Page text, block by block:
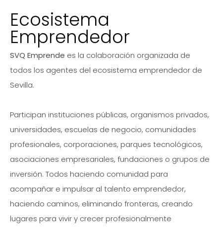
Ecosistema
Emprendedor
SVQ Emprende es la colaboración organizada de
todos los agentes del ecosistema emprendedor de
Sevilla.
Participan instituciones públicas, organismos privados,
universidades, escuelas de negocio, comunidades
profesionales, corporaciones, parques tecnológicos,
asociaciones empresariales, fundaciones o grupos de
inversión. Todos haciendo comunidad para
acompañar e impulsar al talento emprendedor,
haciendo caminos, eliminando fronteras, creando
lugares para vivir y crecer profesionalmente